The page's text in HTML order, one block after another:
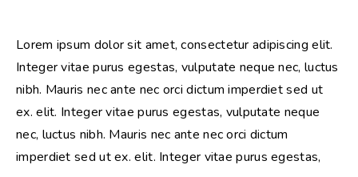
Lorem ipsum dolor sit amet, consectetur adipiscing elit.
Integer vitae purus egestas, vulputate neque nec, luctus
nibh. Mauris nec ante nec orci dictum imperdiet sed ut
ex. elit. Integer vitae purus egestas, vulputate neque
nec, luctus nibh. Mauris nec ante nec orci dictum
imperdiet sed ut ex. elit. Integer vitae purus egestas,